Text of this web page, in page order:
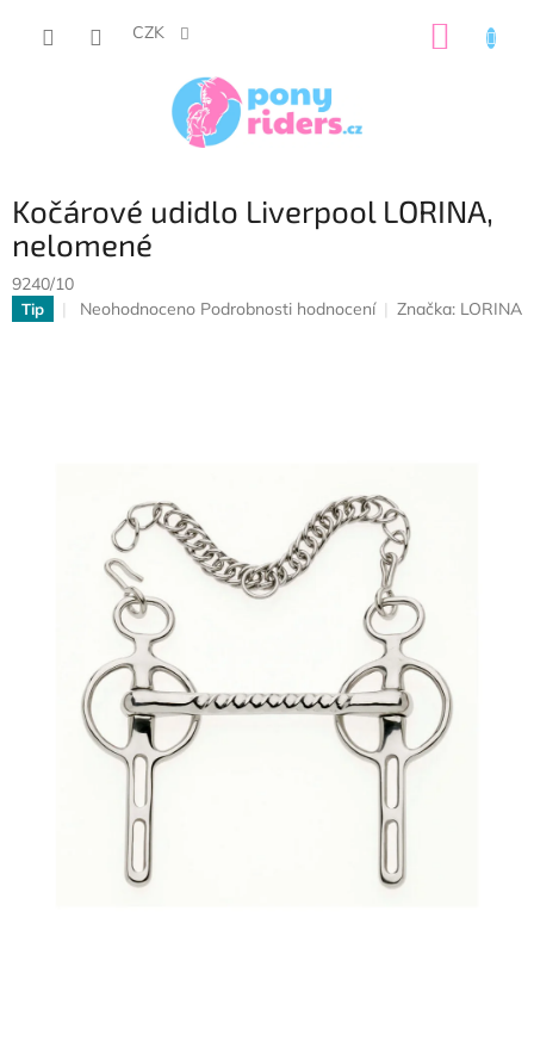
CZK
Kočárové udidlo Liverpool LORINA,
nelomené
9240/10
Tip
Průměrné
Neohodnoceno Podrobnosti hodnocení Značka: LORINA